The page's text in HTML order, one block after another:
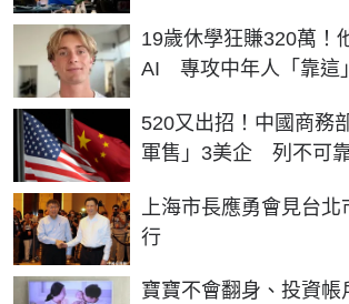
19歲休學狂賺320萬！
AI 專攻中年人「靠這
520又出招！中國商務
軍售」3美企 列不可
上海市長應勇會見台
行
寶寶不會翻身、投資帳